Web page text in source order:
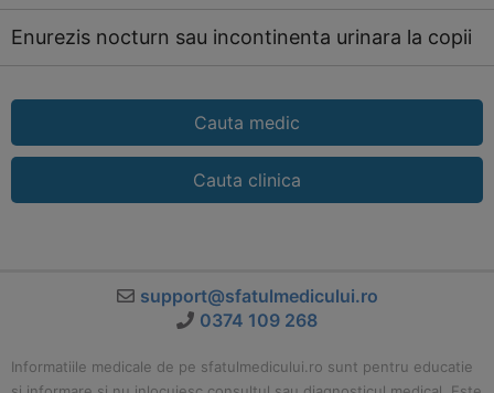
Enurezis nocturn sau incontinenta urinara la copii
Cauta medic
Cauta clinica
support@sfatulmedicului.ro
0374 109 268
Informatiile medicale de pe sfatulmedicului.ro sunt pentru educatie